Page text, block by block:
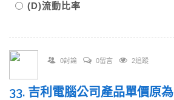
(D)流動比率
0討論 0留言 2追蹤
33. 吉利電腦公司產品單價原為